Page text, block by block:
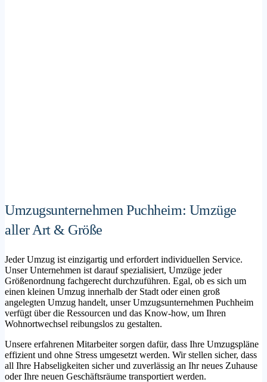
Umzugsunternehmen Puchheim: Umzüge
aller Art & Größe
Jeder Umzug ist einzigartig und erfordert individuellen Service.
Unser Unternehmen ist darauf spezialisiert, Umzüge jeder
Größenordnung fachgerecht durchzuführen. Egal, ob es sich um
einen kleinen Umzug innerhalb der Stadt oder einen groß
angelegten Umzug handelt, unser Umzugsunternehmen Puchheim
verfügt über die Ressourcen und das Know-how, um Ihren
Wohnortwechsel reibungslos zu gestalten.
Unsere erfahrenen Mitarbeiter sorgen dafür, dass Ihre Umzugspläne
effizient und ohne Stress umgesetzt werden. Wir stellen sicher, dass
all Ihre Habseligkeiten sicher und zuverlässig an Ihr neues Zuhause
oder Ihre neuen Geschäftsräume transportiert werden.